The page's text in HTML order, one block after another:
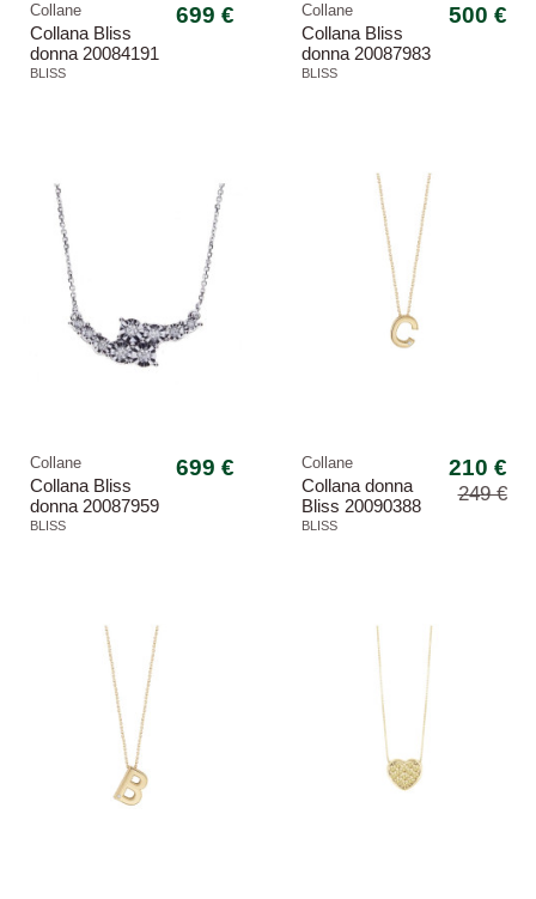
Collane
Collana Bliss
donna 20084191
Lumina
BLISS
699 € Collane
Collana Bliss
donna 20087983
Rugiada
BLISS
500 €
Collane
Collana Bliss
donna 20087959
Rugiada colors
BLISS
699 € Collane
Collana donna
Bliss 20090388
Joy Letter oro
BLISS
210 €
249 €